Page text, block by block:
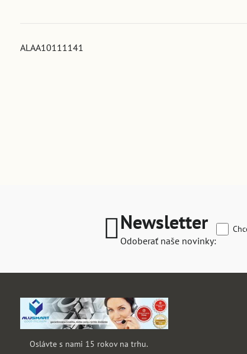
ALAA10111141
Newsletter
Odoberať naše novinky:
Oslávte s nami 15 rokov na trhu.